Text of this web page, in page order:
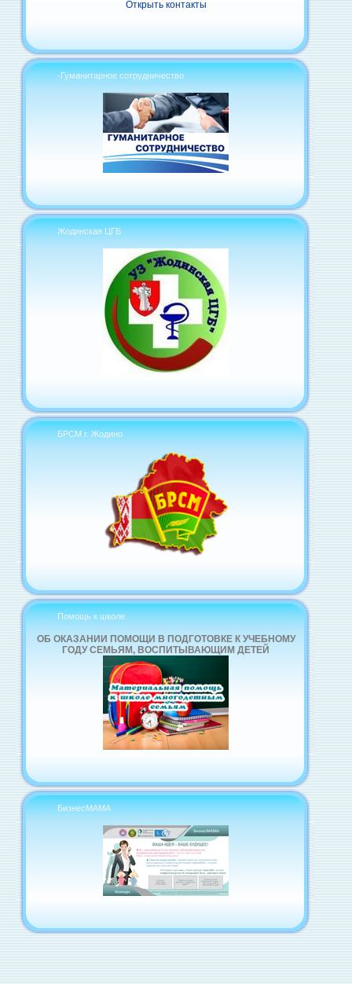
Открыть контакты
-Гуманитарное сотрудничество
Жодинская ЦГБ
БРСМ г. Жодино
Помощь к школе
ОБ ОКАЗАНИИ ПОМОЩИ В ПОДГОТОВКЕ К УЧЕБНОМУ
ГОДУ СЕМЬЯМ, ВОСПИТЫВАЮЩИМ ДЕТЕЙ
БизнесМАМА